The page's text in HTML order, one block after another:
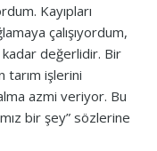
Kayıpları
çalışıyordum,
kadar değerlidir. Bir
tarım işlerini
azmi veriyor. Bu
bir şey” sözlerine